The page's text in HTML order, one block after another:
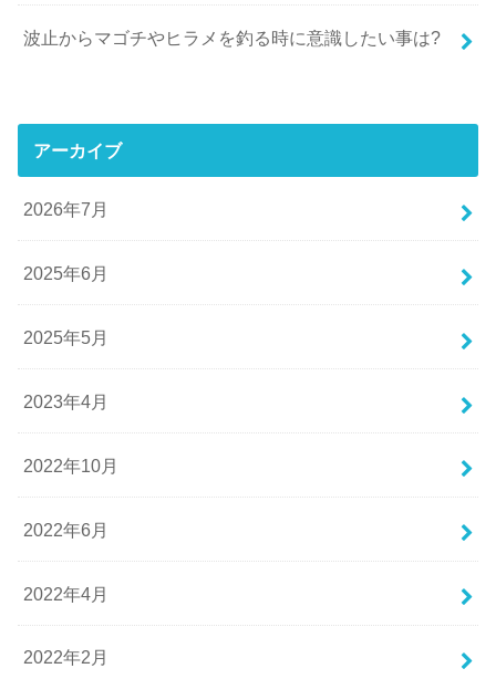
波止からマゴチやヒラメを釣る時に意識したい事は?
アーカイブ
2026年7月
2025年6月
2025年5月
2023年4月
2022年10月
2022年6月
2022年4月
2022年2月